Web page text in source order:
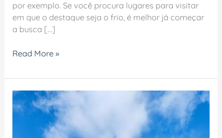
por exemplo. Se você procura lugares para visitar
em que o destaque seja o frio, é melhor já começar
a busca […]
Read More »
Parque
Vila